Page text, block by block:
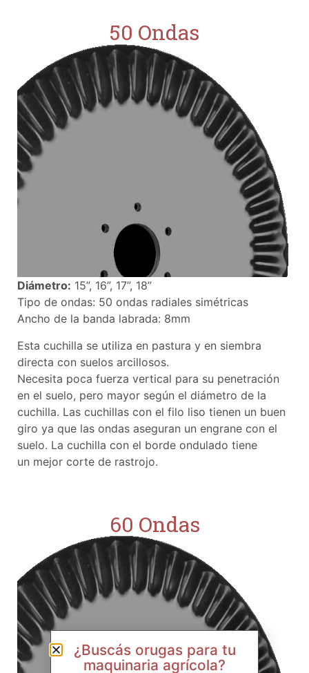
50 Ondas
Diámetro: 15”, 16”, 17”, 18”
Tipo de ondas: 50 ondas radiales simétricas
Ancho de la banda labrada: 8mm
Esta cuchilla se utiliza en pastura y en siembra
directa con suelos arcillosos.
Necesita poca fuerza vertical para su penetración
en el suelo, pero mayor según el diámetro de la
cuchilla. Las cuchillas con el filo liso tienen un buen
giro ya que las ondas aseguran un engrane con el
suelo. La cuchilla con el borde ondulado tiene
un mejor corte de rastrojo.
60 Ondas
¿Buscás orugas para tu
maquinaria agrícola?